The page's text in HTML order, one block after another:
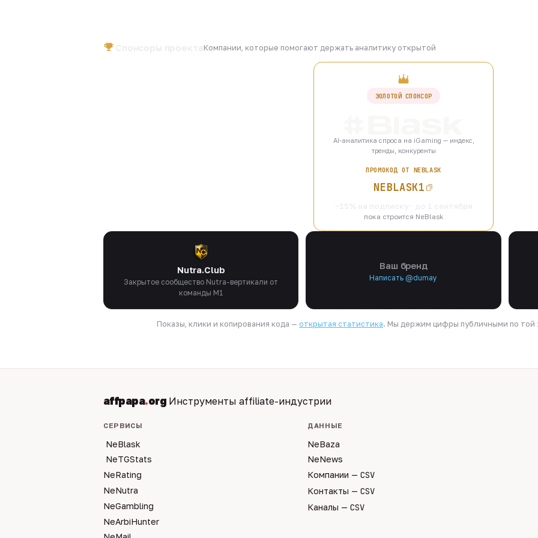
Компании, которые помогают держать аналитику открытой
ЗОЛОТОЙ СПОНСОР
AI-аналитика спроса на iGaming — индекс,
тренды, конкуренты
ПРОМОКОД ОТ NEBLASK
NEBLASK1
пока строится NeBlask
Nutra.Club
Закрытое сообщество Nutra-вертикали от
команды M1
Ваш бренд
Написать @dumay
Показы, клики и копирования кода — открытая статистика. Мы держим цифры публичными по той
affpapa.org Инструменты affiliate-индустрии
СЕРВИСЫ
NeBlask
NeTGStats
NeRating
NeNutra
NeGambling
NeArbiHunter
ДАННЫЕ
NeBaza
NeNews
Компании — CSV
Контакты — CSV
Каналы — CSV